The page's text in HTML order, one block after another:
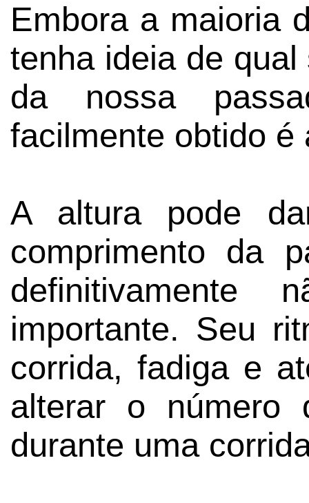
Embora a maioria
tenha ideia de
da nossa
facilmente obtido é
A altura pode
comprimento da
importante. Seu
corrida, fadiga e
alterar o número
durante uma